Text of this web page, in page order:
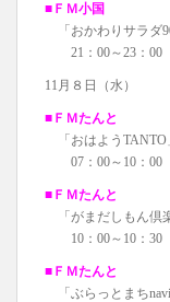
■ＦＭ小国
「おかわりサラダ
21：00～23：00
11月８日（水）
■ＦＭたんと
「おはようTANTO
07：00～10：00
■ＦＭたんと
「がまだしもん倶
10：00～10：30
■ＦＭたんと
「ぶらっとまちnavi